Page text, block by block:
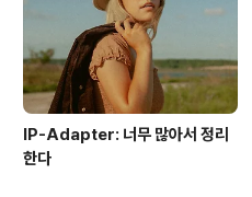
IP-Adapter: 너무 많아서 정리
한다